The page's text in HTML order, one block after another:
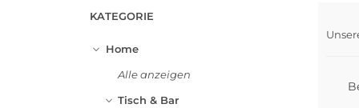
KATEGORIE
Home
Alle anzeigen
Tisch & Bar